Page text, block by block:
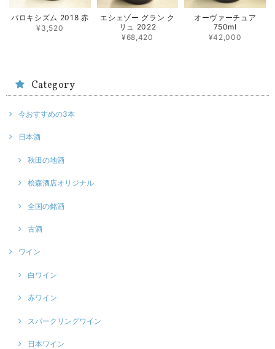
パロキシズム 2018 赤
¥3,520
エシェゾー グラン ク
リュ 2022
¥68,420
オーヴァーチュア
750ml
¥42,000
Category
今おすすめの3本
日本酒
秋田の地酒
桧森酒店オリジナル
全国の銘酒
古酒
ワイン
白ワイン
赤ワイン
スパークリングワイン
日本ワイン